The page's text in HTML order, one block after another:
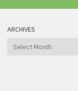
ARCHIVES
Archives